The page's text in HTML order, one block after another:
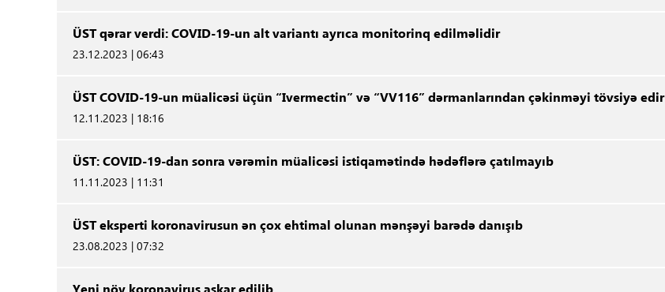
ÜST qərar verdi: COVID-19-un alt variantı ayrıca monitorinq edilməlidir
23.12.2023 | 06:43
ÜST COVID-19-un müalicəsi üçün “Ivermectin” və “VV116” dərmanlarından çəkinməyi tövsiyə edir
12.11.2023 | 18:16
ÜST: COVID-19-dan sonra vərəmin müalicəsi istiqamətində hədəflərə çatılmayıb
11.11.2023 | 11:31
ÜST eksperti koronavirusun ən çox ehtimal olunan mənşəyi barədə danışıb
23.08.2023 | 07:32
Yeni növ koronavirus aşkar edilib